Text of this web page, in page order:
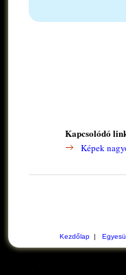
Kapcsolódó
Képek
Kezdőlap|